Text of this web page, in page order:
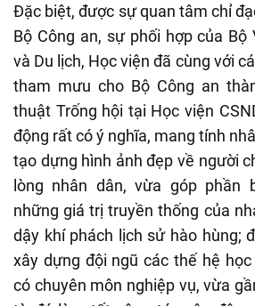
Đặc biệt, được sự quan tâm chỉ
Bộ Công an, sự phối hợp của Bộ
và Du lịch, Học viện đã cùng với
tham mưu cho Bộ Công an
thuật Trống hội tại Học viện
động rất có ý nghĩa, mang tính
tạo dựng hình ảnh đẹp về người
lòng nhân dân, vừa góp phần
những giá trị truyền thống của
dậy khí phách lịch sử hào hùng;
xây dựng đội ngũ các thế hệ
có chuyên môn nghiệp vụ, vừa